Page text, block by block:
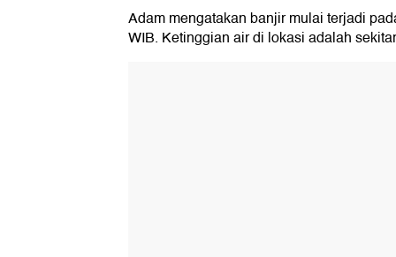
Adam mengatakan banjir mulai terjadi
WIB. Ketinggian air di lokasi adalah